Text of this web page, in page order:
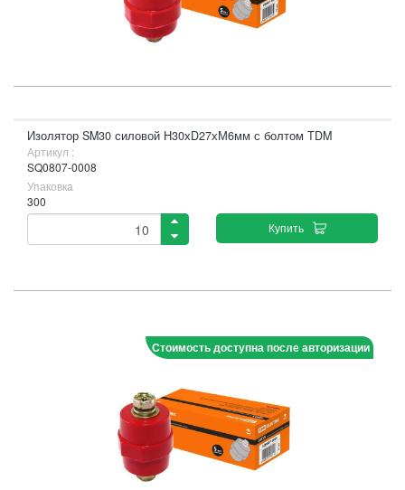
Изолятор SM30 силовой Н30хD27хМ6мм с болтом TDM
Артикул :
SQ0807-0008
Упаковка
300
Купить
Стоимость доступна после авторизации